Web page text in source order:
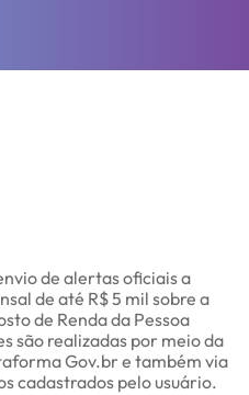
de alertas oficiais a
de até R$ 5 mil sobre a
de Renda da Pessoa
são realizadas por meio da
Gov.br e também via
cadastrados pelo usuário.